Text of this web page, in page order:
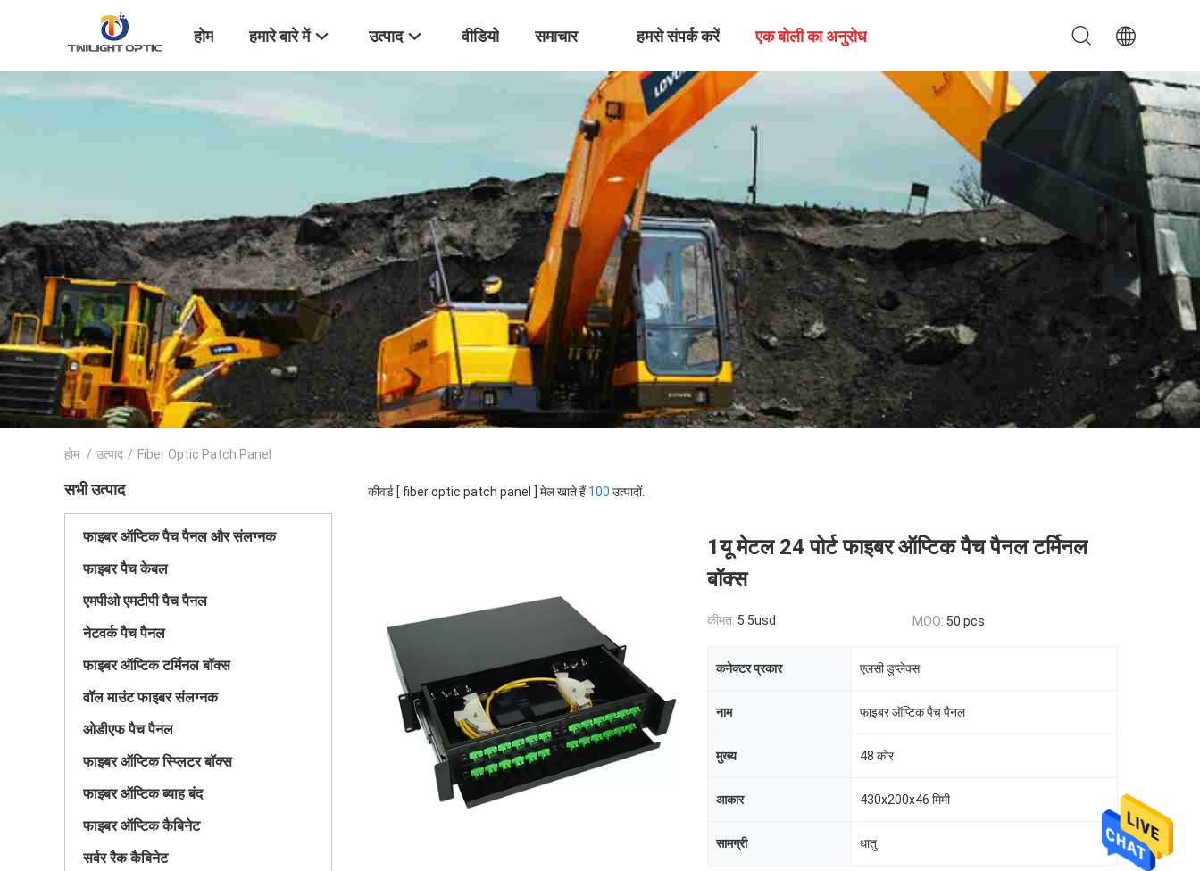
होम हमारे बारे में उत्पाद वीडियो समाचार हमसे संपर्क करें एक बोली का अनुरोध
होम / उत्पाद / Fiber Optic Patch Panel
सभी उत्पाद
फाइबर ऑप्टिक पैच पैनल और संलग्नक
फाइबर पैच केबल
एमपीओ एमटीपी पैच पैनल
नेटवर्क पैच पैनल
फाइबर ऑप्टिक टर्मिनल बॉक्स
वॉल माउंट फाइबर संलग्नक
ओडीएफ पैच पैनल
फाइबर ऑप्टिक स्प्लिटर बॉक्स
फाइबर ऑप्टिक ब्याह बंद
फाइबर ऑप्टिक कैबिनेट
सर्वर रैक कैबिनेट
कीवर्ड [ fiber optic patch panel ] मेल खाते हैं100 उत्पादों.
1यू मेटल 24 पोर्ट फाइबर ऑप्टिक पैच पैनल टर्मिनल
बॉक्स
कीमत: 5.5usd MOQ: 50 pcs
कनेक्टर प्रकार एलसी डुप्लेक्स
नाम फाइबर ऑप्टिक पैच पैनल
मुख्य 48 कोर
आकार 430x200x46 मिमी
सामग्री धातु